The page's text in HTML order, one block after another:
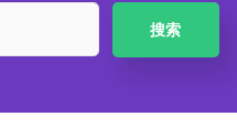
搜索